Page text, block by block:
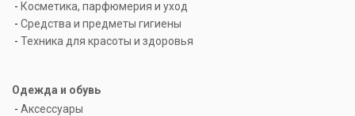
- Косметика, парфюмерия и уход
- Средства и предметы гигиены
- Техника для красоты и здоровья
Одежда и обувь
- Аксессуары